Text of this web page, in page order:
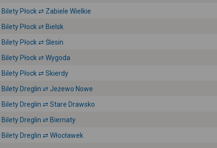
Bilety Płock ⇄ Zabiele Wielkie
Bilety Płock ⇄ Bielsk
Bilety Płock ⇄ Ślesin
Bilety Płock ⇄ Wygoda
Bilety Płock ⇄ Skierdy
Bilety Dreglin ⇄ Jeżewo Nowe
Bilety Dreglin ⇄ Stare Drawsko
Bilety Dreglin ⇄ Biernaty
Bilety Dreglin ⇄ Włocławek